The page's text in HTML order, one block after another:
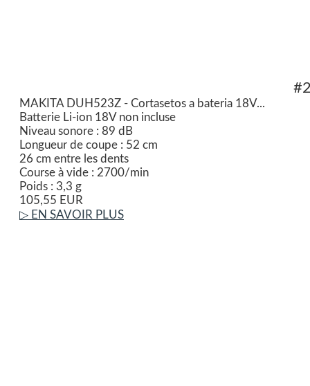
MAKITA DUH523Z - Cortasetos a bateria 18V...
Batterie Li-ion 18V non incluse
Niveau sonore : 89 dB
Longueur de coupe : 52 cm
26 cm entre les dents
Course à vide : 2700/min
Poids : 3,3 g
105,55 EUR
▷ EN SAVOIR PLUS